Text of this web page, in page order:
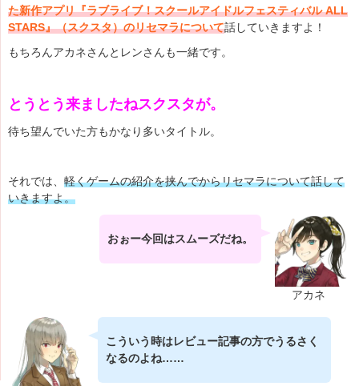
た新作アプリ『ラブライブ！スクールアイドルフェスティバル ALL
STARS』（スクスタ）のリセマラについて話していきますよ！
もちろんアカネさんとレンさんも一緒です。
とうとう来ましたねスクスタが。
待ち望んでいた方もかなり多いタイトル。
それでは、 軽くゲームの紹介を挟んでからリセマラについて話して
いきますよ。
アカネ
おぉー今回はスムーズだね。
こういう時はレビュー記事の方でうるさく
なるのよね……